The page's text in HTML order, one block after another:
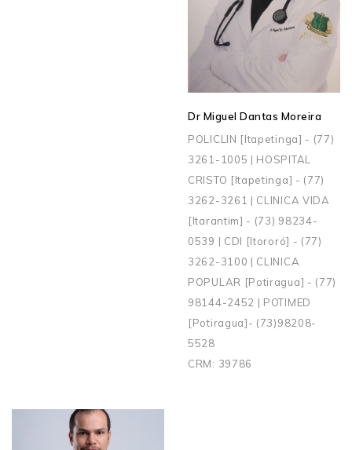
Dr Miguel Dantas Moreira
POLICLIN [Itapetinga] - (77)
3261-1005 | HOSPITAL
CRISTO [Itapetinga] - (77)
3262-3261 | CLINICA VIDA
[Itarantim] - (73) 98234-
0539 | CDI [Itororó] - (77)
3262-3100 | CLINICA
POPULAR [Potiragua] - (77)
98144-2452 | POTIMED
[Potiragua]- (73)98208-
5528
CRM: 39786